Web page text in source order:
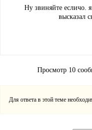
Ну звиняйте есличо.
высказал
Просмотр 10
Для ответа в этой теме